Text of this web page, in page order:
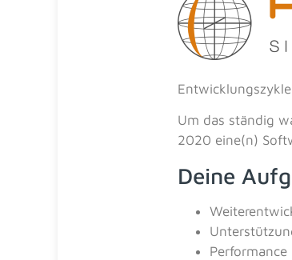
Um das ständig
2020 eine(n)
Deine